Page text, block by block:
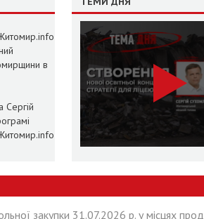
в
закупки 31.07.2026 р. у місцях